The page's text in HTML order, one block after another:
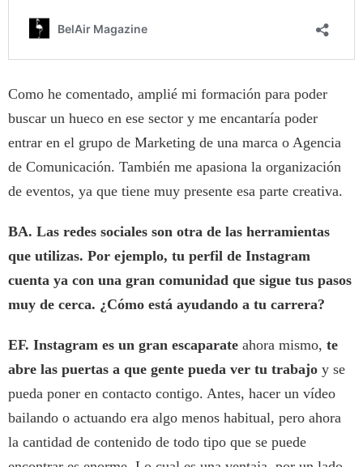
Como he comentado, amplié mi formación para poder
buscar un hueco en ese sector y me encantaría poder
entrar en el grupo de Marketing de una marca o Agencia
de Comunicación. También me apasiona la organización
de eventos, ya que tiene muy presente esa parte creativa.
BA. Las redes sociales son otra de las herramientas
que utilizas. Por ejemplo, tu perfil de Instagram
cuenta ya con una gran comunidad que sigue tus pasos
muy de cerca. ¿Cómo está ayudando a tu carrera?
EF. Instagram es un gran escaparate ahora mismo, te
abre las puertas a que gente pueda ver tu trabajo y se
pueda poner en contacto contigo. Antes, hacer un vídeo
bailando o actuando era algo menos habitual, pero ahora
la cantidad de contenido de todo tipo que se puede